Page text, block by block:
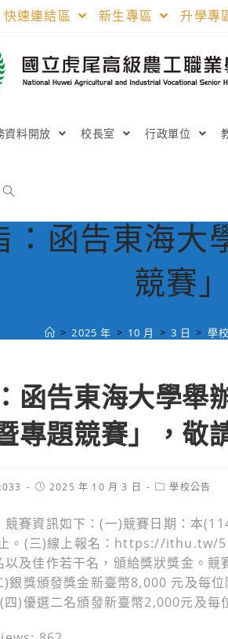
快速連結區 新生專區 升學專
資料開放 校長室 行政單位
：函告東海大
競賽
> 2025 年 > 10 月 > 3 日 > 學
函告東海大學舉
專題競賽」，敬
Post2025 年 10 月 3 日
Post學校公告
競賽資訊如下：(一)競賽日期：本
。(三)線上報名：https://ithu.tw/
以及佳作若干名，頒給獎狀獎金。
)銀獎頒發獎金新臺幣8,000 元及每
)優選二名頒發新臺幣2,000元及每